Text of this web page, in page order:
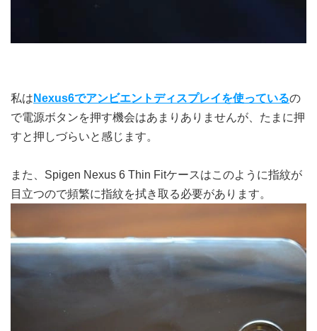
私は Nexus6でアンビエントディスプレイを使っているの
で電源ボタンを押す機会はあまりありませんが、たまに押
すと押しづらいと感じます。
また、Spigen Nexus 6 Thin Fitケースはこのように指紋が
目立つので頻繁に指紋を拭き取る必要があります。